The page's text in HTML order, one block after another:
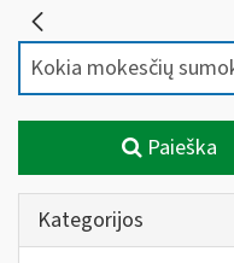
Paieška
Kategorijos